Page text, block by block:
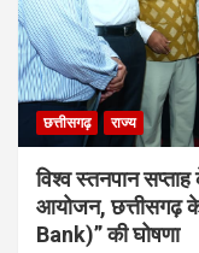
छत्तीसगढ़ राज्य
विश्व स्तनपान
आयोजन, छत्तीसगढ़
Bank)” की घोषणा